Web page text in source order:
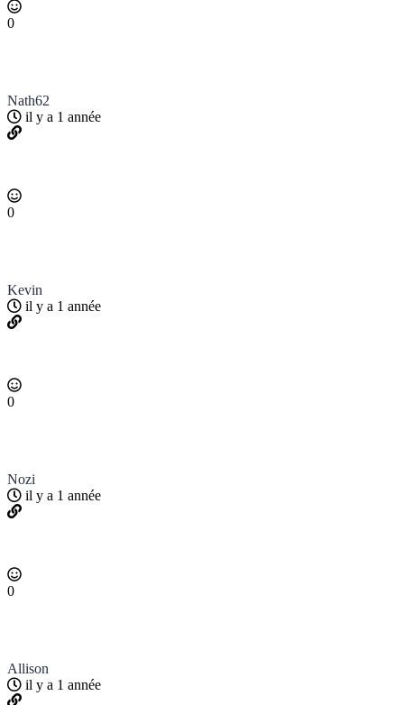
0
Nath62
il y a 1 année
0
Kevin
il y a 1 année
0
Nozi
il y a 1 année
0
Allison
il y a 1 année